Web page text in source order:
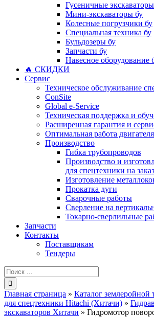
Гусеничные
Мини-экскаваторы бу
Колесные погрузчики бу
Специальная техника бу
Бульдозеры бу
Запчасти бу
Навесное оборудование
🔥 СКИДКИ
Сервис
Техническое обслуживание
ConSite
Global e-Service
Техническая поддержка и
Расширенная гарантия и
Оптимальная работа
Производство
Гибка трубопроводов
Производство и
для спецтехники на заказ
Изготовление
Прокатка дуги
Сварочные работы
Сверление на
Токарно-сверлильные
Запчасти
Контакты
Поставщикам
Тендеры
Результат
поиска:
Главная страница » Каталог землеройной
для спецтехники Hitachi (Хитачи) »
экскаваторов Хитачи » Гидромотор